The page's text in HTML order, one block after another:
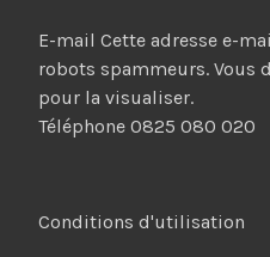
E-mail Cette adresse e-
robots spammeurs. Vous
pour la visualiser.
Téléphone 0825 080 020
Conditions d'utilisation